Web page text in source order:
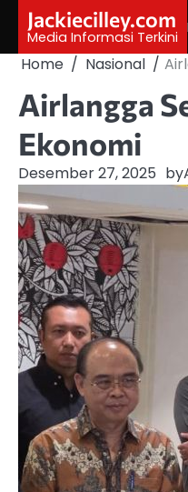
content
Jackiecilley.com
Media Informasi Terkini
Home Nasional
Airlangga
Ekonomi
Desember 27, 2025 by